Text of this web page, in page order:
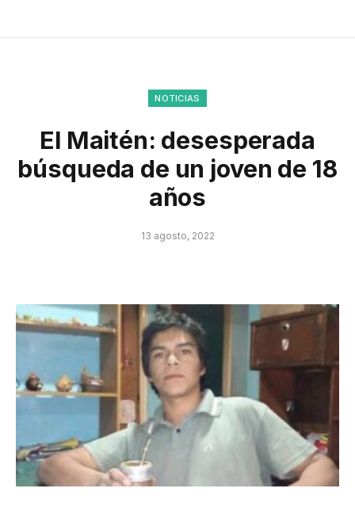
NOTICIAS
El Maitén: desesperada
búsqueda de un joven de 18
años
13 agosto, 2022